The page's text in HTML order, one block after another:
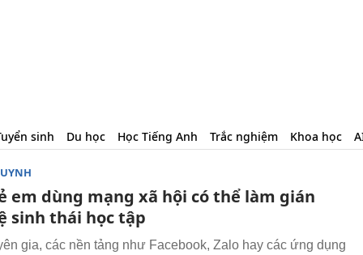
sinh Du học Học Tiếng Anh Trắc nghiệm Khoa học
em dùng mạng xã hội có thể làm gián
sinh thái học tập
gia, các nền tảng như Facebook, Zalo hay các ứng dụng